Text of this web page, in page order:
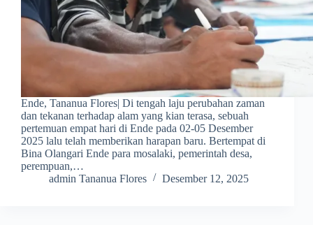
Ende, Tananua Flores| Di tengah laju perubahan zaman
dan tekanan terhadap alam yang kian terasa, sebuah
pertemuan empat hari di Ende pada 02-05 Desember
2025 lalu telah memberikan harapan baru. Bertempat di
Bina Olangari Ende para mosalaki, pemerintah desa,
perempuan,…
admin Tananua Flores
Desember 12, 2025